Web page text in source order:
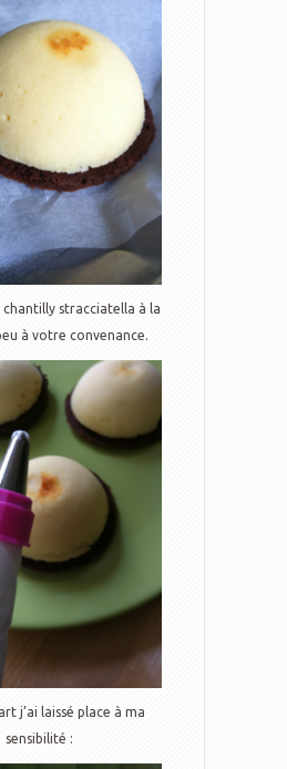
stracciatella à la
à votre convenance.
j’ai laissé place à ma
sensibilité :